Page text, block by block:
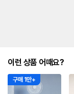
이런 상품 어때요?
구매 1만+